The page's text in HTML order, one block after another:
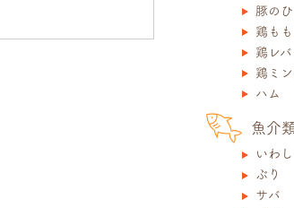
豚の
鶏も
鶏レバ
鶏ミン
ハム
魚介
いわし
ぶり
サバ